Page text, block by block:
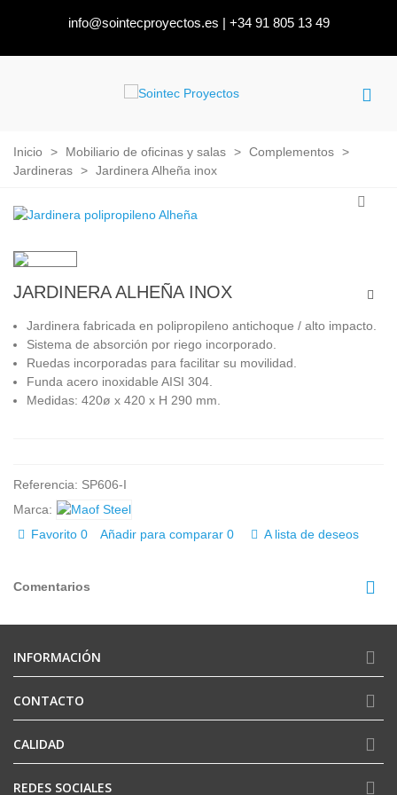
info@sointecproyectos.es | +34 91 805 13 49
Inicio > Mobiliario de oficinas y salas > Complementos >
Jardineras > Jardinera Alheña inox
JARDINERA ALHEÑA INOX
Jardinera fabricada en polipropileno antichoque / alto impacto.
Sistema de absorción por riego incorporado.
Ruedas incorporadas para facilitar su movilidad.
Funda acero inoxidable AISI 304.
Medidas: 420ø x 420 x H 290 mm.
Referencia: SP606-I
Marca:
Favorito 0 Añadir para comparar 0 A lista de deseos
Comentarios
INFORMACIÓN
CONTACTO
CALIDAD
REDES SOCIALES